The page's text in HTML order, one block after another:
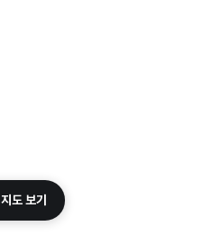
지도 보기